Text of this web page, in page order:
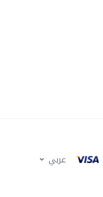
عربي